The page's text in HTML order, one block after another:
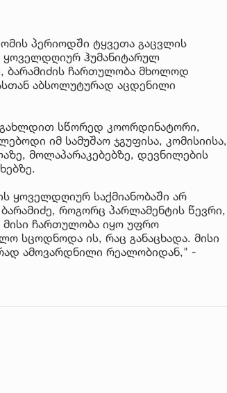
პერიოდში ტყვეთა გაცვლის
ყოველდღიურ ჰუმანიტარულ
ბარამიძის ჩართულობა მხოლოდ
აბსოლუტურად აცდენილი
გახლდით სწორედ კოორდინატორი,
იმ სამუშაო ჯგუფისა, კომისიისა,
მოლაპარაკებებზე, დევნილების
ყოველდღიურ საქმიანობაში არ
როგორც პარლამენტის წევრი,
მისი ჩართულობა იყო უფრო
სცოდნოდა ის, რაც განაცხადა. მისი
ამოვარდნილი რეალობიდან," -